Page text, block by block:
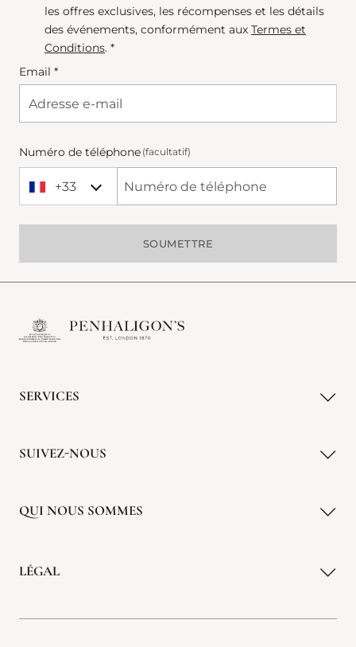
les offres exclusives, les récompenses et les détails
des événements, conformément aux Termes et
Conditions. *
Email *
Numéro de téléphone (facultatif)
+33
+33 France
Phone Number
SOUMETTRE
SERVICES
SUIVEZ-NOUS
QUI NOUS SOMMES
LÉGAL